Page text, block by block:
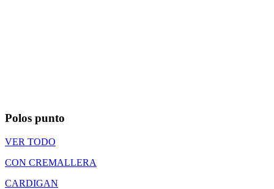
Polos punto
VER TODO
CON CREMALLERA
CARDIGAN